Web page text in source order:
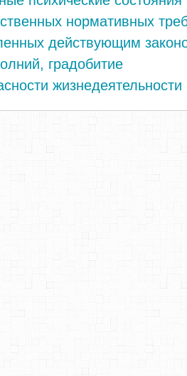
нормативных
действующим
градобитие
жизнедеятельности